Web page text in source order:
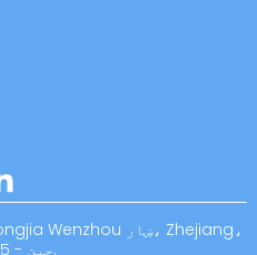
چین - 325105.